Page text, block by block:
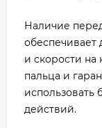
Наличие
обеспечивает
и скорости на
пальца и
действий.